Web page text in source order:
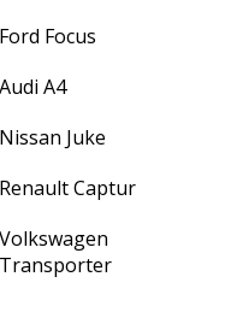
Ford Focus
Audi A4
Nissan Juke
Renault Captur
Volkswagen
Transporter